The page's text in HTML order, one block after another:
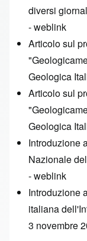
diversi
-weblink
Articolo sul
Geologica
Articolo sul
Geologica
Introduzione
Nazionale
-weblink
Introduzione
italiana
3 novembre